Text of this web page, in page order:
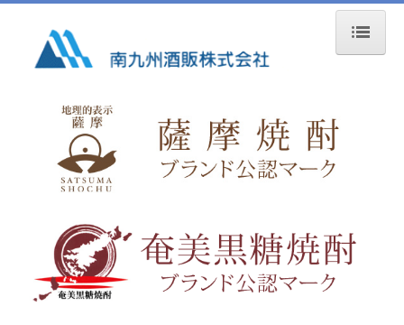
会社概要
ご挨拶
概要・沿革・組織図
事業所案内
採用情報